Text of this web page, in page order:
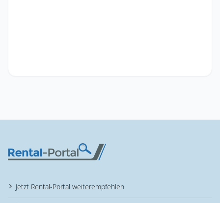
Jetzt Rental-Portal weiterempfehlen